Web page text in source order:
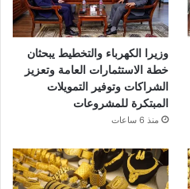
ك
وزيرا الكهرباء والتخطيط يبحثان
خطة الاستثمارات العامة وتعزيز
الشراكات وتوفير التمويلات
المبتكرة للمشروعات
منذ 6 ساعات